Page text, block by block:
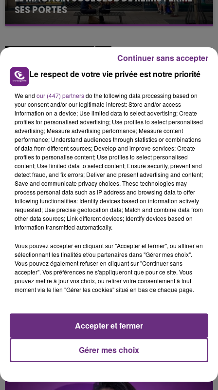
SES PORTES
C'était l'une des institutions du centre-ville
fermer ses portes.
10h06
10h06
NAÏKA
One Track Mind
CHARLIE PUTH FEAT. MEGHAN
TRAINOR
Marvin Gaye
10h00
10h00
Fever Dream
9h58
9h58
Love Me Not
A L'ANTENNE
Le respect de votre vie privée est notre priorité
We and our (447) partnersdo the following data processing based on
your consent and/or our legitimate interest: Store and/or access
information on a device; Use limited data to select advertising; Create
profiles for personalised advertising; Use profiles to select personalised
advertising; Measure advertising performance; Measure content
performance; Understand audiences through statistics or combinations
of data from different sources; Develop and improve services; Create
profiles to personalise content; Use profiles to select personalised
content; Use limited data to select content; Ensure security, prevent and
detect fraud, and fix errors; Deliver and present advertising and content;
Save and communicate privacy choices. These technologies may
process personal data such as IP address and browsing data to offer
following functionalities: Identify devices based on information actively
requested; Use precise geolocation data; Match and combine data from
other data sources; Link different devices; Identify devices based on
information transmitted automatically.
Vous pouvez accepter en cliquant sur "Accepter et fermer", ou affiner en
sélectionnant les finalités et/ou partenaires dans "Gérer mes choix".
Vous pouvez également refuser en cliquant sur "Continuer sans
accepter". Vos préférences ne s'appliqueront que pour ce site. Vous
pouvez mettre à jour vos choix, ou retirer votre consentement à tout
moment via le lien "Gérer les cookies" situé en bas de chaque page.
Gérer mes choix
Accepter et fermer
Continuer sans accepter